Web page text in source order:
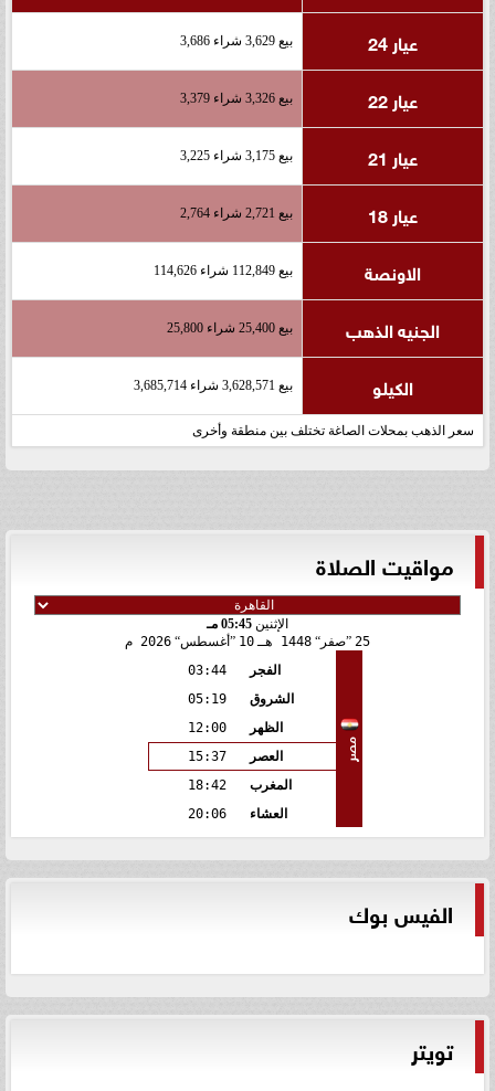
عيار 24
بيع 3,629 شراء 3,686
عيار 22 بيع 3,326 شراء 3,379
عيار 21 بيع 3,175 شراء 3,225
عيار 18 بيع 2,721 شراء 2,764
الاونصة بيع 112,849 شراء 114,626
الجنيه الذهب بيع 25,400 شراء 25,800
الكيلو بيع 3,628,571 شراء 3,685,714
سعر الذهب بمحلات الصاغة تختلف بين منطقة وأخرى
مواقيت الصلاة
الإثنين 05:45 مـ
25
صفر 1448 هـ 10 أغسطس 2026 م
مصر
الفجر
03:44
الشروق
05:19
الظهر
12:00
العصر
15:37
المغرب
18:42
العشاء
20:06
الفيس بوك
تويتر